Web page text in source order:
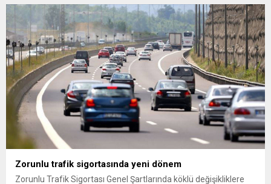
çıkarma cezası uygulanmak üzere Yüksek Disiplin Kurulu’na
(YDK) sevk edilen ve partideki tüm görevlerinden...
Zorunlu trafik sigortasında yeni dönem
Zorunlu Trafik Sigortası Genel Şartlarında köklü değişikliklere